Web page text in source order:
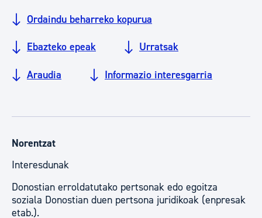
Ordaindu beharreko kopurua
Ebazteko epeak Urratsak
Araudia Informazio interesgarria
Norentzat
Interesdunak
Donostian erroldatutako pertsonak edo egoitza
soziala Donostian duen pertsona juridikoak (enpresak
etab.).